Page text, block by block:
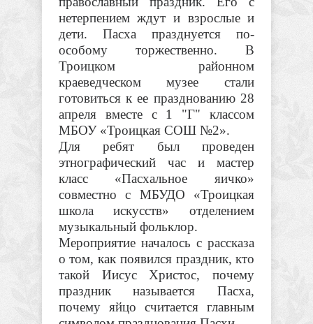
нетерпением ждут и взрослые и
дети. Пасха празднуется по-
особому торжественно. В
Троицком районном
краеведческом музее стали
готовиться к ее празднованию 28
апреля вместе с 1 "Г" классом
МБОУ «Троицкая СОШ №2».
Для ребят был проведен
этнографический час и мастер
класс «Пасхальное яичко»
совместно с МБУДО «Троицкая
школа искусств» отделением
музыкальный фольклор.
Мероприятие началось с рассказа
о том, как появился праздник, кто
такой Иисус Христос, почему
праздник называется Пасха,
почему яйцо считается главным